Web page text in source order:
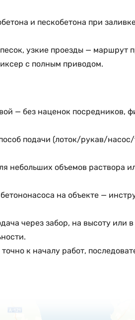
и пескобетона при
узкие проезды — маршрут
с полным приводом.
— без наценок посредников,
подачи (лоток/рукав/
небольших объемов раствора
на объекте —
через забор, на высоту или
к началу работ,